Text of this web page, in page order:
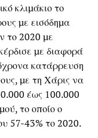
κλιμάκιο το
με εισόδημα
το 2020 με
με διαφορά
κατάρρευση
με τη Χάρις να
έως 100.000
το οποίο ο
57-43% το 2020.